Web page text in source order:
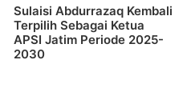
Sulaisi Abdurrazaq Kembali
Terpilih Sebagai Ketua
APSI Jatim Periode 2025-
2030